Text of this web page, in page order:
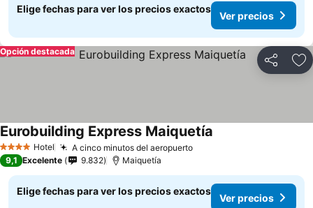
Elige fechas para ver los precios exactos
Ver precios
Compartir
Opción destacada
4 EstrellasHotel A cinco minutos del aeropuerto
Eurobuilding Express Maiquetía
9,1 Excelente 9.832 Maiquetía
Elige fechas para ver los precios exactos
Ver precios